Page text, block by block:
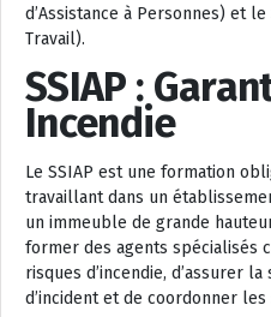
d’Assistance à Personnes) et
Travail).
SSIAP :
Incendie
Le SSIAP est une formation
travaillant dans un
un immeuble de grande
former des agents spécialisés
risques d’incendie, d’assurer
d’incident et de coordonner les